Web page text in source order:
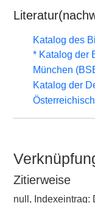
Katalog des
* Katalog der
München
Katalog der
Zitierweise
null, Indexeintrag: